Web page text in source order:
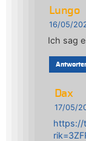
Lungo
16/05/
Ich sag
Dax
17/05/
https://